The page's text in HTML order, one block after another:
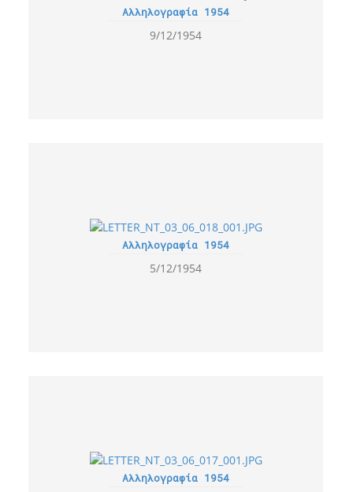
Αλληλογραφία 1954
9/12/1954
Αλληλογραφία 1954
5/12/1954
Αλληλογραφία 1954